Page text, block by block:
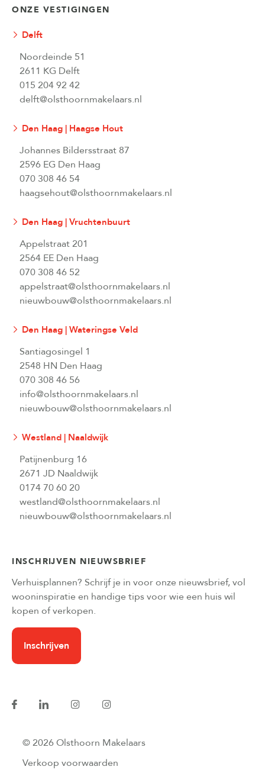
ONZE VESTIGINGEN
Delft
Noordeinde 51
2611 KG Delft
015 204 92 42
delft@olsthoornmakelaars.nl
Den Haag | Haagse Hout
Johannes Bildersstraat 87
2596 EG Den Haag
070 308 46 54
haagsehout@olsthoornmakelaars.nl
Den Haag | Vruchtenbuurt
Appelstraat 201
2564 EE Den Haag
070 308 46 52
appelstraat@olsthoornmakelaars.nl
nieuwbouw@olsthoornmakelaars.nl
Den Haag | Wateringse Veld
Santiagosingel 1
2548 HN Den Haag
070 308 46 56
info@olsthoornmakelaars.nl
nieuwbouw@olsthoornmakelaars.nl
Westland | Naaldwijk
Patijnenburg 16
2671 JD Naaldwijk
0174 70 60 20
westland@olsthoornmakelaars.nl
nieuwbouw@olsthoornmakelaars.nl
INSCHRIJVEN NIEUWSBRIEF
Verhuisplannen? Schrijf je in voor onze nieuwsbrief, vol
wooninspiratie en handige tips voor wie een huis wil
kopen of verkopen.
Inschrijven
© 2026 Olsthoorn Makelaars
Verkoop voorwaarden